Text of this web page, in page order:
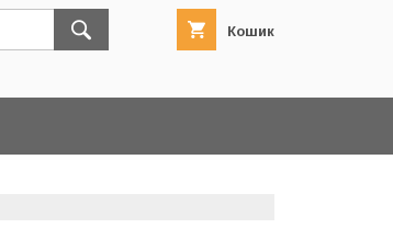
Кошик